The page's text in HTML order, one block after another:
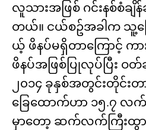
လူသားအဖြစ် ဂင်းနစ်စံချိန်
တယ်။ ငယ်စဥ်အခါက သူ့
ယ့် ဖိနပ်မရှိတာကြောင့် ကာ
ဖိနပ်အဖြစ်ပြုလုပ်ပြီး ဝ
၂၀၁၄ ခုနှစ်အတွင်းတိုင်းတ
ခြေထောက်ဟာ ၁၅.၇ လ
မှာတော့ ဆက်လက်ကြီးထွ